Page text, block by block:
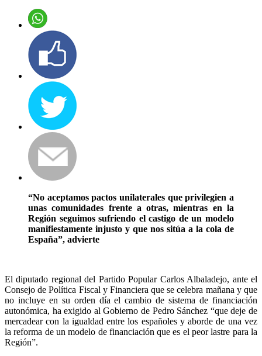
“No aceptamos pactos unilaterales que privilegien a
unas comunidades frente a otras, mientras en la
Región seguimos sufriendo el castigo de un modelo
manifiestamente injusto y que nos sitúa a la cola de
España”, advierte
El diputado regional del Partido Popular Carlos Albaladejo, ante el
Consejo de Política Fiscal y Financiera que se celebra mañana y que
no incluye en su orden día el cambio de sistema de financiación
autonómica, ha exigido al Gobierno de Pedro Sánchez “que deje de
mercadear con la igualdad entre los españoles y aborde de una vez
la reforma de un modelo de financiación que es el peor lastre para la
Región”.